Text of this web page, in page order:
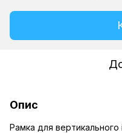
Опис
Рамка для вертикального